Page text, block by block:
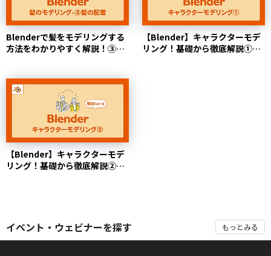
Blenderで髪をモデリングする
方法をわかりやすく解説！③髪
【Blender】キャラクターモデ
リング！基礎から徹底解説①参
【Blender】キャラクターモデ
リング！基礎から徹底解説②顔
イベント・ウェビナーを探す もっとみる